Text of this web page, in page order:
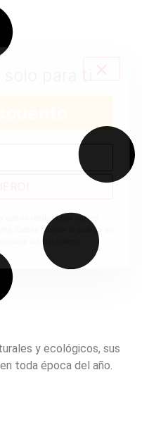
y ecológicos, sus
toda época del año.
para ti
se recibirá por correo
Debes canjear el código en
del descuento.